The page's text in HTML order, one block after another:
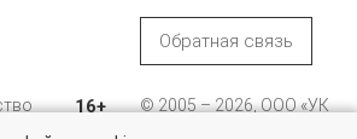
Обратная связь
16+
© 2005 – 2026, ООО «УК